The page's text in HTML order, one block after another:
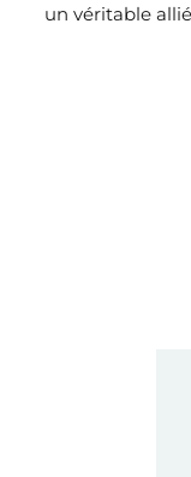
un véritable